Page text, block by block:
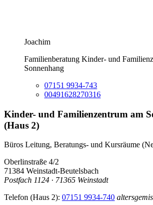
Joachim
Familienberatung Kinder- und
Sonnenhang
07151 9934-743
00491628270316
Kinder- und Familienzentrum am
(Haus 2)
Büros Leitung, Beratungs- und Kursräume
Oberlinstraße 4/2
71384 Weinstadt-Beutelsbach
Postfach 1124 · 71365 Weinstadt
Telefon (Haus 2): 07151 9934-740